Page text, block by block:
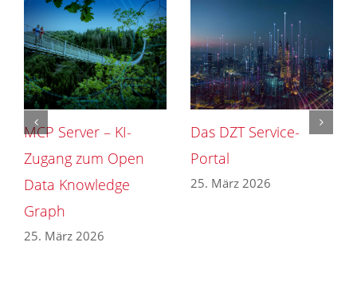
MCP Server – KI-
Zugang zum Open
Data Knowledge
Graph
25. März 2026
Das DZT Service-
Portal
25. März 2026